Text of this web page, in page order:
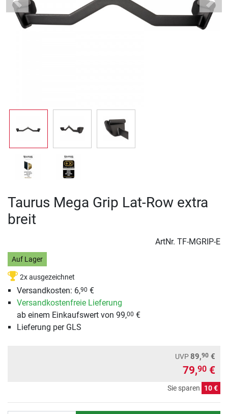
Previous Next
Taurus Mega Grip Lat-Row extra
breit
ArtNr. TF-MGRIP-E
Auf Lager
2x ausgezeichnet
Versandkosten: 6,90 €
Versandkostenfreie Lieferung
ab einem Einkaufswert von 99,00 €
Lieferung per GLS
UVP89,90 €
79,90 €
Sie sparen 10 €